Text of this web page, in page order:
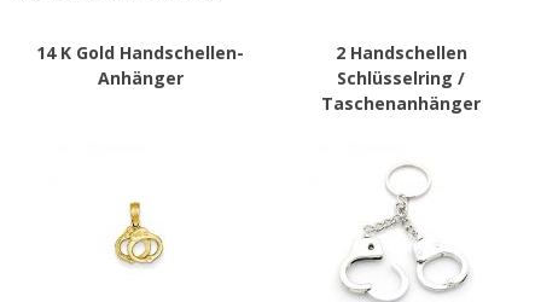
14 K Gold Handschellen-
Anhänger
2 Handschellen
Schlüsselring /
Taschenanhänger